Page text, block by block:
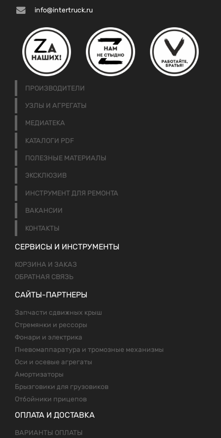
info@intertruck.ru
ПРОИЗВОДИТЕЛИ
УЗЛЫ И АГРЕГАТЫ
МЕДИАТЕКА
КАТАЛОГИ PDF
ПОЛЕЗНЫЕ МАТЕРИАЛЫ
ЭКСКЛЮЗИВ
ИНСТРУМЕНТ ДЛЯ РЕМОНТА
ВАКАНСИИ
КОНТАКТЫ
СЕРВИСЫ И ИНСТРУМЕНТЫ
КОРЗИНА И ЗАКАЗ
ОБРАТНАЯ СВЯЗЬ
САЙТЫ-ПАРТНЕРЫ
Запчасти сдвижных крыш
Стремянки и рессоры
Фонари и электрика
Пневомаппаратура и тромозные механизмы
Оси и осевые агрегаты
Амортизаторы
Брызговики для грузовиков
Отбойники прицепов
ОПЛАТА И ДОСТАВКА
ВАРИАНТЫ ОПЛАТЫ